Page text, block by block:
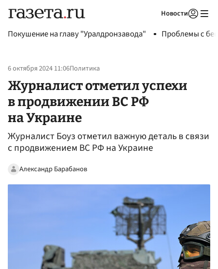
Новости
Покушение на главу "Уралдронзавода" Проблемы с
6 октября 2024 11:06Политика
Журналист отметил успехи
в продвижении ВС РФ
на Украине
Журналист Боуз отметил важную деталь в связи
с продвижением ВС РФ на Украине
Александр Барабанов